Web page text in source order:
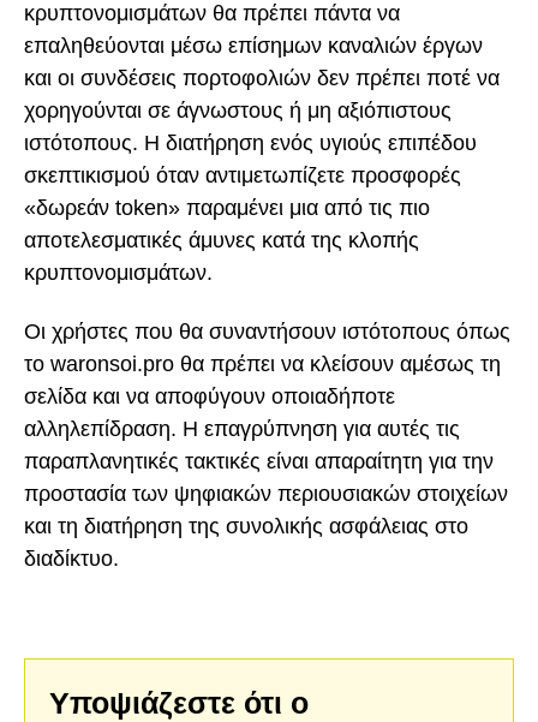
κρυπτονομισμάτων θα πρέπει πάντα να
επαληθεύονται μέσω επίσημων καναλιών έργων
και οι συνδέσεις πορτοφολιών δεν πρέπει ποτέ να
χορηγούνται σε άγνωστους ή μη αξιόπιστους
ιστότοπους. Η διατήρηση ενός υγιούς επιπέδου
σκεπτικισμού όταν αντιμετωπίζετε προσφορές
«δωρεάν token» παραμένει μια από τις πιο
αποτελεσματικές άμυνες κατά της κλοπής
κρυπτονομισμάτων.
Οι χρήστες που θα συναντήσουν ιστότοπους όπως
το waronsoi.pro θα πρέπει να κλείσουν αμέσως τη
σελίδα και να αποφύγουν οποιαδήποτε
αλληλεπίδραση. Η επαγρύπνηση για αυτές τις
παραπλανητικές τακτικές είναι απαραίτητη για την
προστασία των ψηφιακών περιουσιακών στοιχείων
και τη διατήρηση της συνολικής ασφάλειας στο
διαδίκτυο.
Υποψιάζεστε ότι ο